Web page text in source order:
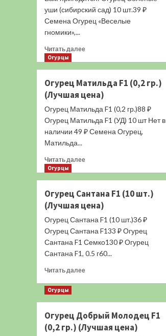
уши (сибирский сад) 10 шт.39 ₽
Семена Огурец «Веселые
гномики»,...
Читать далееПрочитать
Хабар
(10
(Лучшая
цена)
Огурцы
Огурец Матильда F1 (0,2 гр.)
(Лучшая цена)
Огурец Матильда F1 (0,2 гр.)88 ₽
Огурец Матильда F1 (УД) 10 шт Нет в
наличии 49 ₽ Семена Огурец,
Матильда...
Читать далееПрочитать
Матильда
F1
(Лучшая
цена)
Огурцы
Огурец Сантана F1 (10 шт.)
(Лучшая цена)
Огурец Сантана F1 (10 шт.)36 ₽
Огурец Сантана F133 ₽ Огурец
Сантана F1 Семко130 ₽ Огурец
Сантана F1, 0.5 г60...
Читать далееПрочитать
F1
(10
Огурцы
Огурец Добрый Молодец F1
(0,2 гр.) (Лучшая цена)